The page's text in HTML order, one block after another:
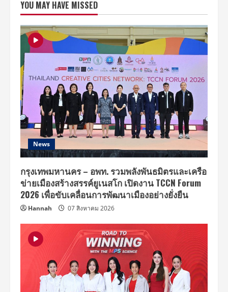
YOU MAY HAVE MISSED
News
กรุงเทพมหานคร – อพท. รวมพลังพันธมิตรและเครือ
ข่ายเมืองสร้างสรรค์ยูเนสโก เปิดงาน TCCN Forum
2026 เพื่อขับเคลื่อนการพัฒนาเมืองอย่างยั่งยืน
Hannah 07 สิงหาคม 2026